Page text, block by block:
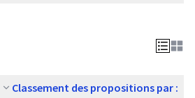
Classement des propositions par :